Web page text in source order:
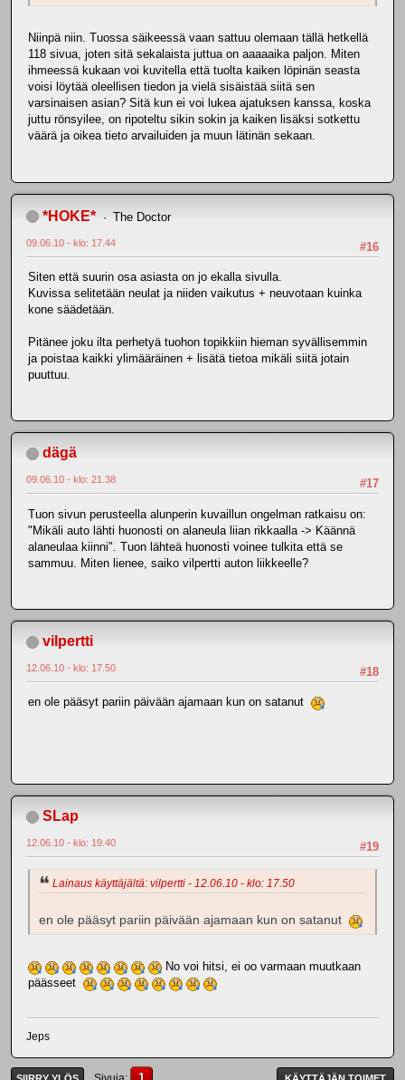
Niinpä niin. Tuossa säikeessä vaan sattuu olemaan tällä hetkellä
118 sivua, joten sitä sekalaista juttua on aaaaaika paljon. Miten
ihmeessä kukaan voi kuvitella että tuolta kaiken löpinän seasta
voisi löytää oleellisen tiedon ja vielä sisäistää siitä sen
varsinaisen asian? Sitä kun ei voi lukea ajatuksen kanssa, koska
juttu rönsyilee, on ripoteltu sikin sokin ja kaiken lisäksi sotkettu
väärä ja oikea tieto arvailuiden ja muun lätinän sekaan.
*HOKE* The Doctor
#16
09.06.10 - klo: 17.44
Siten että suurin osa asiasta on jo ekalla sivulla.
Kuvissa selitetään neulat ja niiden vaikutus + neuvotaan kuinka
kone säädetään.
Pitänee joku ilta perhetyä tuohon topikkiin hieman syvällisemmin
ja poistaa kaikki ylimääräinen + lisätä tietoa mikäli siitä jotain
puuttuu.
dägä
#17
09.06.10 - klo: 21.38
Tuon sivun perusteella alunperin kuvaillun ongelman ratkaisu on:
"Mikäli auto lähti huonosti on alaneula liian rikkaalla -> Käännä
alaneulaa kiinni". Tuon lähteä huonosti voinee tulkita että se
sammuu. Miten lienee, saiko vilpertti auton liikkeelle?
vilpertti
#18
12.06.10 - klo: 17.50
en ole pääsyt pariin päivään ajamaan kun on satanut
SLap
#19
12.06.10 - klo: 19.40
Lainaus käyttäjältä: vilpertti - 12.06.10 - klo: 17.50
en ole pääsyt pariin päivään ajamaan kun on satanut
No voi hitsi, ei oo varmaan muutkaan
päässeet
Jeps